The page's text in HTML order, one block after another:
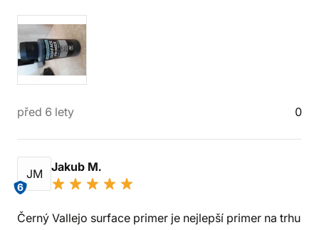
před 6 lety 0
JM
6
Jakub M.
Černý Vallejo surface primer je nejlepší primer na trhu